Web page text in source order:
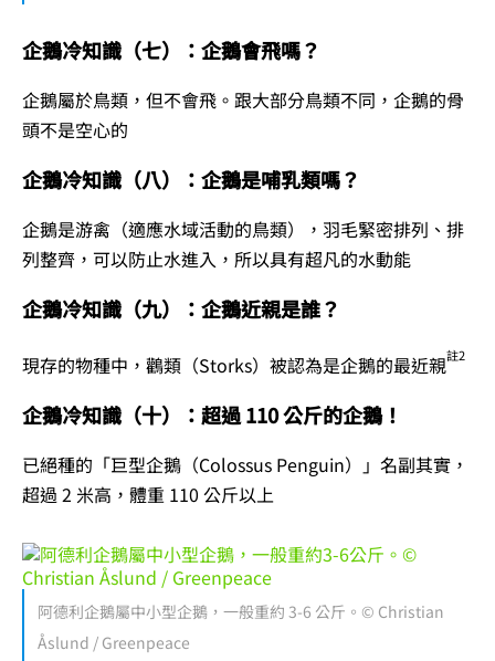
企鵝冷知識（七）：企鵝會飛嗎？
企鵝屬於鳥類，但不會飛。跟大部分鳥類不同，企鵝的骨
頭不是空心的
企鵝冷知識（八）：企鵝是哺乳類嗎？
企鵝是游禽（適應水域活動的鳥類），羽毛緊密排列、排
列整齊，可以防止水進入，所以具有超凡的水動能
企鵝冷知識（九）：企鵝近親是誰？
現存的物種中，鸛類（Storks）被認為是企鵝的最近親註2
企鵝冷知識（十）：超過 110 公斤的企鵝！
已絕種的「巨型企鵝（Colossus Penguin）」名副其實，
超過 2 米高，體重 110 公斤以上
阿德利企鵝屬中小型企鵝，一般重約 3-6 公斤。© Christian
Åslund / Greenpeace